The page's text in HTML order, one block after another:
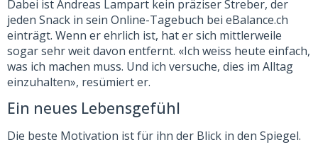
Dabei ist Andreas Lampart kein präziser Streber, der
jeden Snack in sein Online-Tagebuch bei eBalance.ch
einträgt. Wenn er ehrlich ist, hat er sich mittlerweile
sogar sehr weit davon entfernt. «Ich weiss heute einfach,
was ich machen muss. Und ich versuche, dies im Alltag
einzuhalten», resümiert er.
Ein neues Lebensgefühl
Die beste Motivation ist für ihn der Blick in den Spiegel.